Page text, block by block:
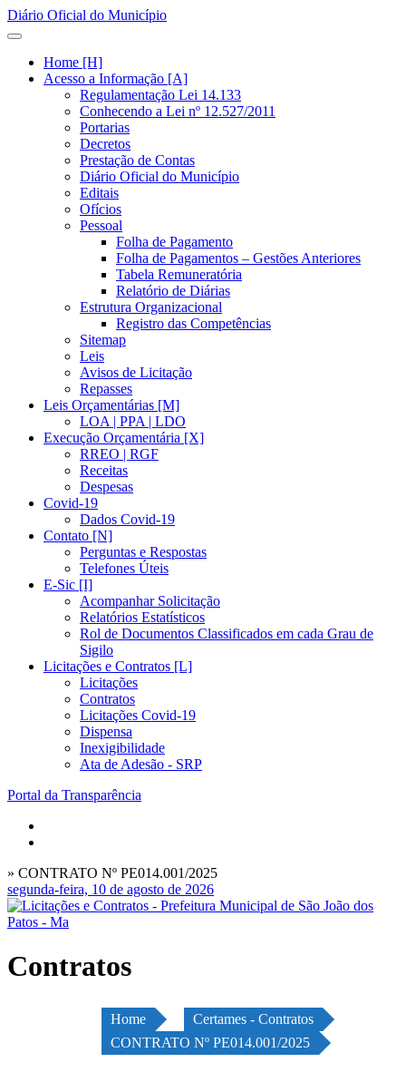
Diário Oficial do Município
Home [H]
Acesso a Informação [A]
Regulamentação Lei 14.133
Conhecendo a Lei nº 12.527/2011
Portarias
Decretos
Prestação de Contas
Diário Oficial do Município
Editais
Ofícios
Pessoal
Folha de Pagamento
Folha de Pagamentos – Gestões Anteriores
Tabela Remuneratória
Relatório de Diárias
Estrutura Organizacional
Registro das Competências
Sitemap
Leis
Avisos de Licitação
Repasses
Leis Orçamentárias [M]
LOA | PPA | LDO
Execução Orçamentária [X]
RREO | RGF
Receitas
Despesas
Covid-19
Dados Covid-19
Contato [N]
Perguntas e Respostas
Telefones Úteis
E-Sic [I]
Acompanhar Solicitação
Relatórios Estatísticos
Rol de Documentos Classificados em cada Grau de
Sigilo
Licitações e Contratos [L]
Licitações
Contratos
Licitações Covid-19
Dispensa
Inexigibilidade
Ata de Adesão - SRP
Portal da Transparência
» CONTRATO Nº PE014.001/2025
segunda-feira, 10 de agosto de 2026
Contratos
Home
Certames - Contratos
CONTRATO Nº PE014.001/2025